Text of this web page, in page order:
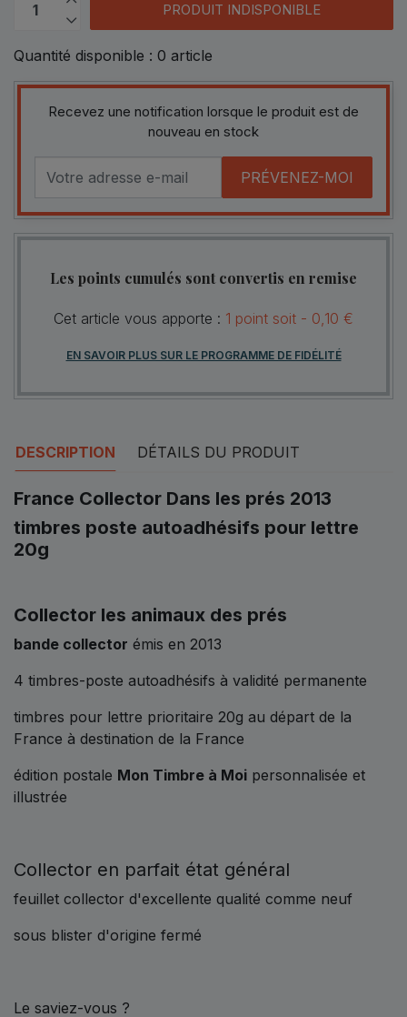
PRODUIT INDISPONIBLE
Quantité disponible : 0 article
Recevez une notification lorsque le produit est de
nouveau en stock
PRÉVENEZ-MOI
Les points cumulés sont convertis en remise
Cet article vous apporte : 1 point soit - 0,10 €
EN SAVOIR PLUS SUR LE PROGRAMME DE FIDÉLITÉ
DESCRIPTION DÉTAILS DU PRODUIT
France Collector Dans les prés 2013
timbres poste autoadhésifs pour lettre
20g
Collector les animaux des prés
bande collector émis en 2013
4 timbres-poste autoadhésifs à validité permanente
timbres pour lettre prioritaire 20g au départ de la
France à destination de la France
édition postale Mon Timbre à Moi personnalisée et
illustrée
Collector en parfait état général
feuillet collector d'excellente qualité comme neuf
sous blister d'origine fermé
Le saviez-vous ?